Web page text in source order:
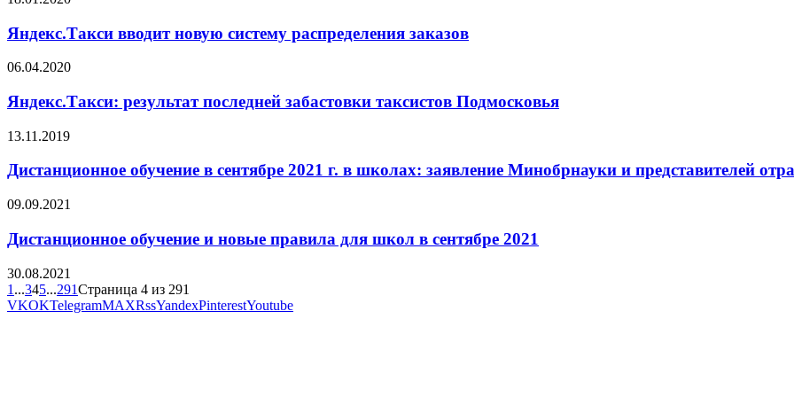
Яндекс.Такси вводит новую систему распределения заказов
06.04.2020
Яндекс.Такси: результат последней забастовки таксистов Подмосковья
13.11.2019
Дистанционное обучение в сентябре 2021 г. в школах: заявление Минобрнауки и представителей
09.09.2021
Дистанционное обучение и новые правила для школ в сентябре 2021
30.08.2021
1 ...345...291Страница 4 из 291
VKOKTelegramMAXRssYandexPinterestYoutube